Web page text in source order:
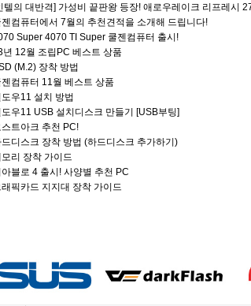
터PC
스테이션
AMD 시너지
반조립 세트
배틀그라운드 추천PC
고민없이 선택하는 PC방 압살사양
사무용 추천PC
하루 종일 문서 작업해도 부드럽게!
감성 화이트
올 화이트 PC는 이걸로 끝!
감성 화이트
올 화이트 PC는 이걸로 끝!
모니터
찾으시는 모니터 전부~ 여기 있어요!
DIY 인텔
막강한 인텔 세트를 DIY로 원하는 입맛에 맞게!
텔의 대반격] 가성비 끝판왕 등장! 애로우레이크 리프레시
젠컴퓨터에서 7월의 추천견적을 소개해 드립니다!
Super 4070 TI Super 쿨젠컴퓨터 출시!
년 12월 조립PC 베스트 상품
(M.2) 장착 방법
젠컴퓨터 11월 베스트 상품
도우11 설치 방법
도우11 USB 설치디스크 만들기 [USB부팅]
스트아크 추천 PC!
디스크 장착 방법 (하드디스크 추가하기)
리 장착 가이드
아블로 4 출시! 사양별 추천 PC
래픽카드 지지대 장착 가이드